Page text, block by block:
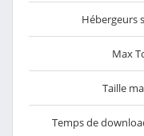
Hébergeurs
Max
Taille
Temps de